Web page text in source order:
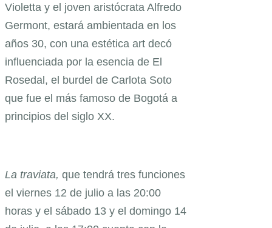
Violetta y el joven aristócrata Alfredo
Germont, estará ambientada en los
años 30, con una estética art decó
influenciada por la esencia de El
Rosedal, el burdel de Carlota Soto
que fue el más famoso de Bogotá a
principios del siglo XX.
La traviata, que tendrá tres funciones
el viernes 12 de julio a las 20:00
horas y el sábado 13 y el domingo 14